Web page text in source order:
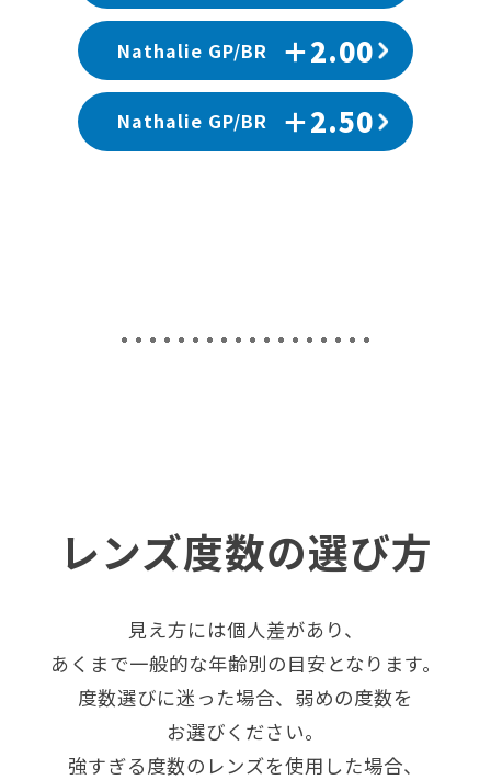
Nathalie GP/BR ＋2.00
Nathalie GP/BR ＋2.50
レンズ度数の選び方
見え方には個人差があり、
あくまで一般的な年齢別の目安となります。
度数選びに迷った場合、弱めの度数を
お選びください。
強すぎる度数のレンズを使用した場合、